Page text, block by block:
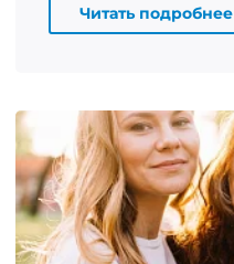
Читать подробнее